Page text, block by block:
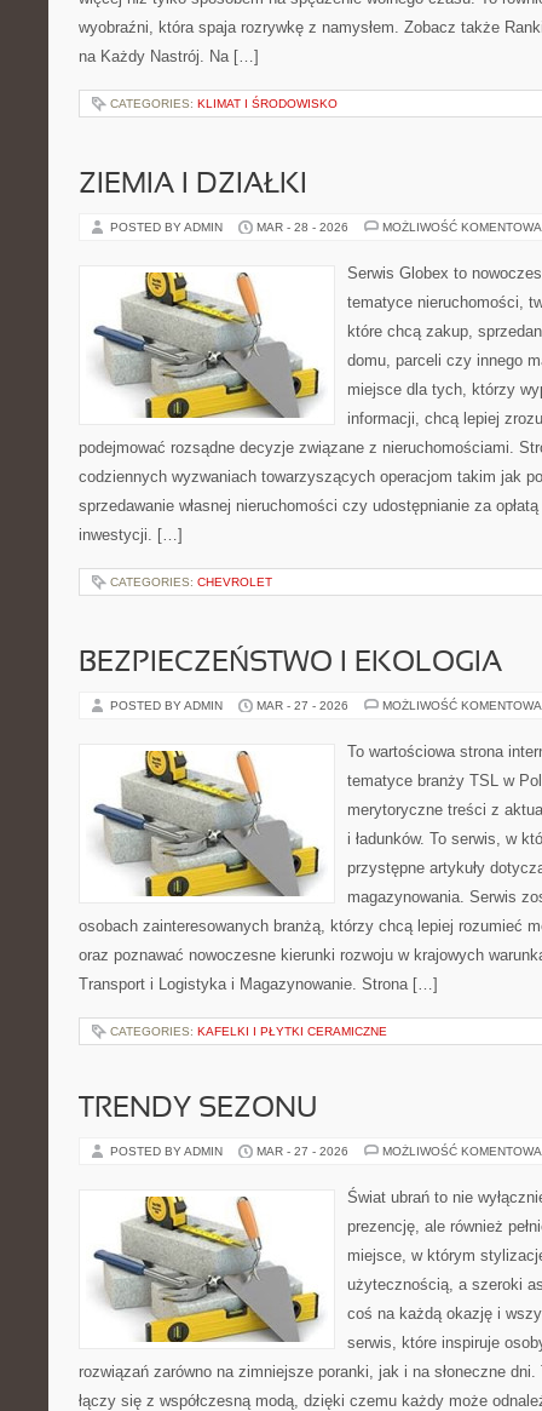
wyobraźni, która spaja rozrywkę z namysłem. Zobacz także
na Każdy Nastrój. Na […]
CATEGORIES: KLIMAT I ŚRODOWISKO
ZIEMIA I DZIAŁKI
POSTED BY ADMIN MAR - 28 - 2026 MOŻLIWOŚĆ
Serwis Globex to
tematyce nieruchomości,
które chcą zakup,
domu, parceli czy innego
miejsce dla tych, którzy
informacji, chcą lepiej
podejmować rozsądne decyzje związane z nieruchomościami.
codziennych wyzwaniach towarzyszących operacjom takim jak
sprzedawanie własnej nieruchomości czy udostępnianie za
inwestycji. […]
CATEGORIES: CHEVROLET
BEZPIECZEŃSTWO I EKOLOGIA
POSTED BY ADMIN MAR - 27 - 2026 MOŻLIWOŚĆ
To wartościowa strona
tematyce branży TSL w
merytoryczne treści z
i ładunków. To serwis, w
przystępne artykuły
magazynowania. Serwis
osobach zainteresowanych branżą, którzy chcą lepiej rozumieć
oraz poznawać nowoczesne kierunki rozwoju w krajowych
Transport i Logistyka i Magazynowanie. Strona […]
CATEGORIES: KAFELKI I PŁYTKI CERAMICZNE
TRENDY SEZONU
POSTED BY ADMIN MAR - 27 - 2026 MOŻLIWOŚĆ
Świat ubrań to nie
prezencję, ale również
miejsce, w którym
użytecznością, a szeroki
coś na każdą okazję i
serwis, które inspiruje
rozwiązań zarówno na zimniejsze poranki, jak i na słoneczne
łączy się z współczesną modą, dzięki czemu każdy może